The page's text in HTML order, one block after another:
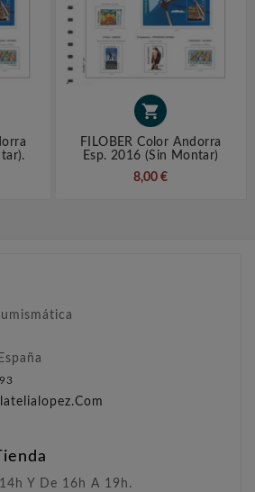

FILOBER Color Andorra
Esp. 2016 (sin Montar)
8,00 €
Y De 16h A 19h.